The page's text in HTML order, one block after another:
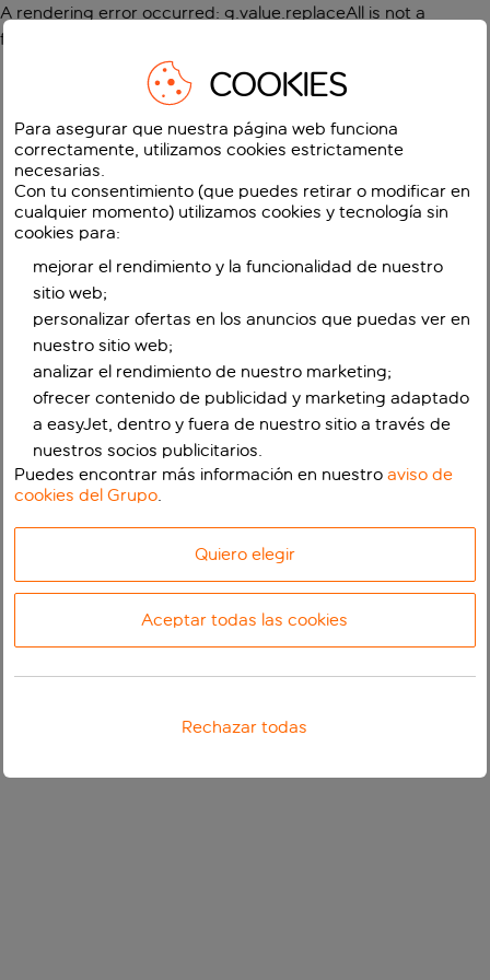
A rendering error occurred: g.value.replaceAll is not a
function
COOKIES
Para asegurar que nuestra página web funciona
correctamente, utilizamos cookies estrictamente
necesarias.
Con tu consentimiento (que puedes retirar o modificar en
cualquier momento) utilizamos cookies y tecnología sin
cookies para:
mejorar el rendimiento y la funcionalidad de nuestro
sitio web;
personalizar ofertas en los anuncios que puedas ver en
nuestro sitio web;
analizar el rendimiento de nuestro marketing;
ofrecer contenido de publicidad y marketing adaptado
a easyJet, dentro y fuera de nuestro sitio a través de
nuestros socios publicitarios.
Puedes encontrar más información en nuestroaviso de
cookies del Grupo.
Quiero elegir
Aceptar todas las cookies
Rechazar todas